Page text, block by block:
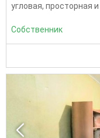
угловая, просторная
Собственник